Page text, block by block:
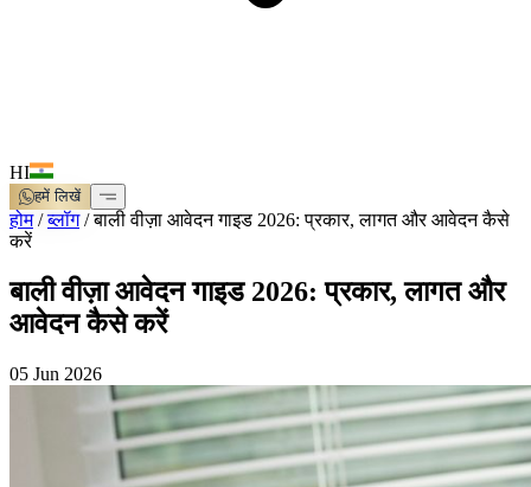
HI
हमें लिखें
होम/ब्लॉग/बाली वीज़ा आवेदन गाइड 2026: प्रकार, लागत और आवेदन कैसे
करें
बाली वीज़ा आवेदन गाइड 2026: प्रकार, लागत और
आवेदन कैसे करें
05 Jun 2026